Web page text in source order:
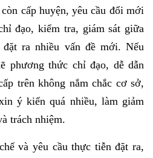
cấp huyện, yêu cầu đổi mới
đạo, kiểm tra, giám sát giữa
ra nhiều vấn đề mới. Nếu
phương thức chỉ đạo, dễ dẫn
trên không nắm chắc cơ sở,
ý kiến quá nhiều, làm giảm
trách nhiệm.
và yêu cầu thực tiễn đặt ra,